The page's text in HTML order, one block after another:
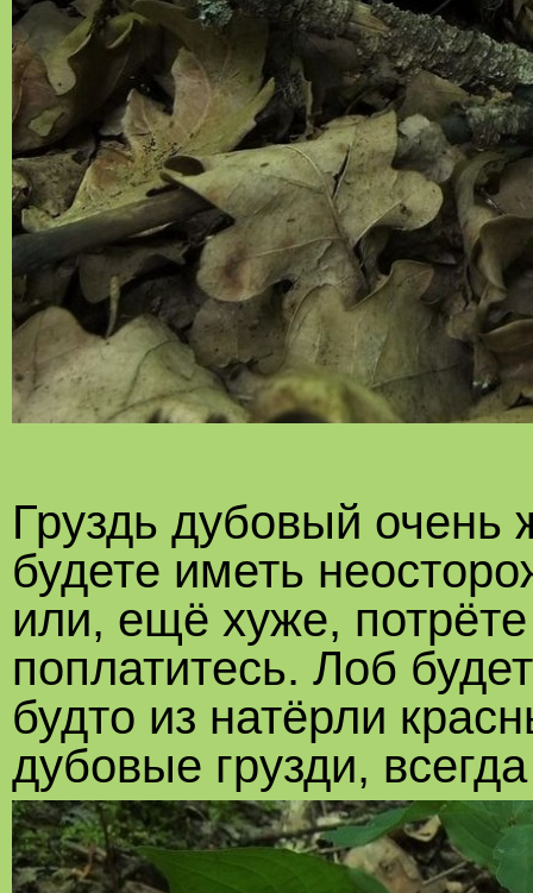
Груздь дубовый очень
будете иметь
или, ещё хуже, потрёте
поплатитесь. Лоб
будто из натёрли
дубовые грузди,